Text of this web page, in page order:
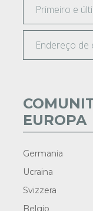
EUROPA
Germania
Ucraina
Svizzera
Belgio